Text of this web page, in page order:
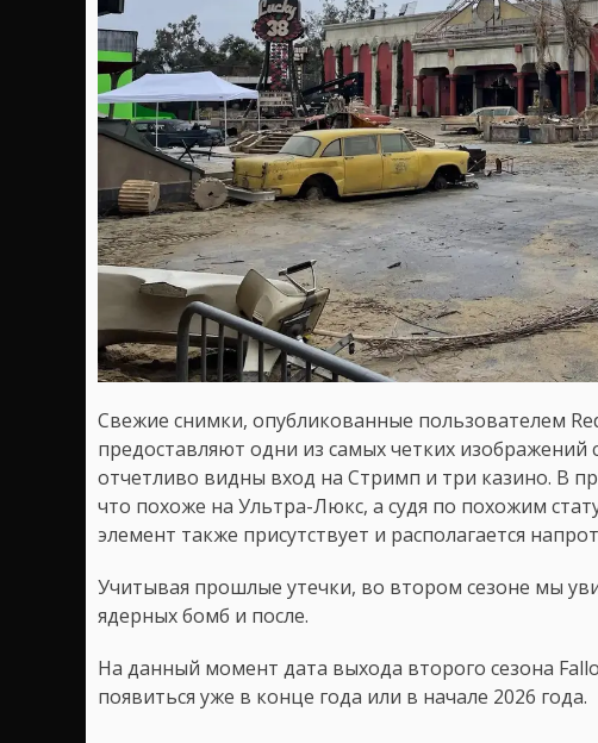
Свежие снимки, опубликованные пользователем
предоставляют одни из самых четких
отчетливо видны вход на Стримп и три казино. В
что похоже на Ультра-Люкс, а судя по похожим
элемент также присутствует и располагается
Учитывая прошлые утечки, во втором сезоне мы
ядерных бомб и после.
На данный момент дата выхода второго сезона
появиться уже в конце года или в начале 2026 года.